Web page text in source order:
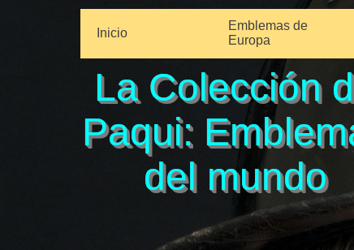
Inicio
Emblemas de
Europa
La Colección
Paqui:
del mundo